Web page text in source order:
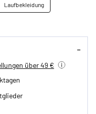
Laufbekleidung
über 49 €